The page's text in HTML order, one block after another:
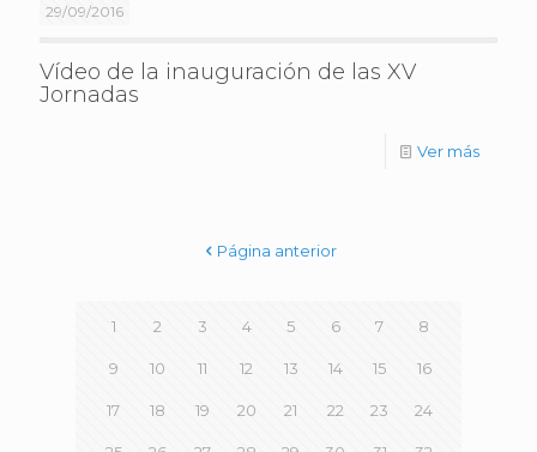
29/09/2016
Vídeo de la inauguración de las XV
Jornadas
Ver más
Página anterior
1 2 3 4 5 6 7 8
9 10 11 12 13 14 15 16
17 18 19 20 21 22 23 24